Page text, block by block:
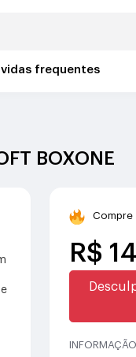
frequentes
BOXONE
Compre
R$